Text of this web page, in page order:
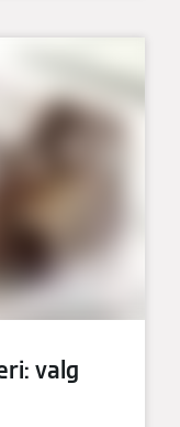
valg